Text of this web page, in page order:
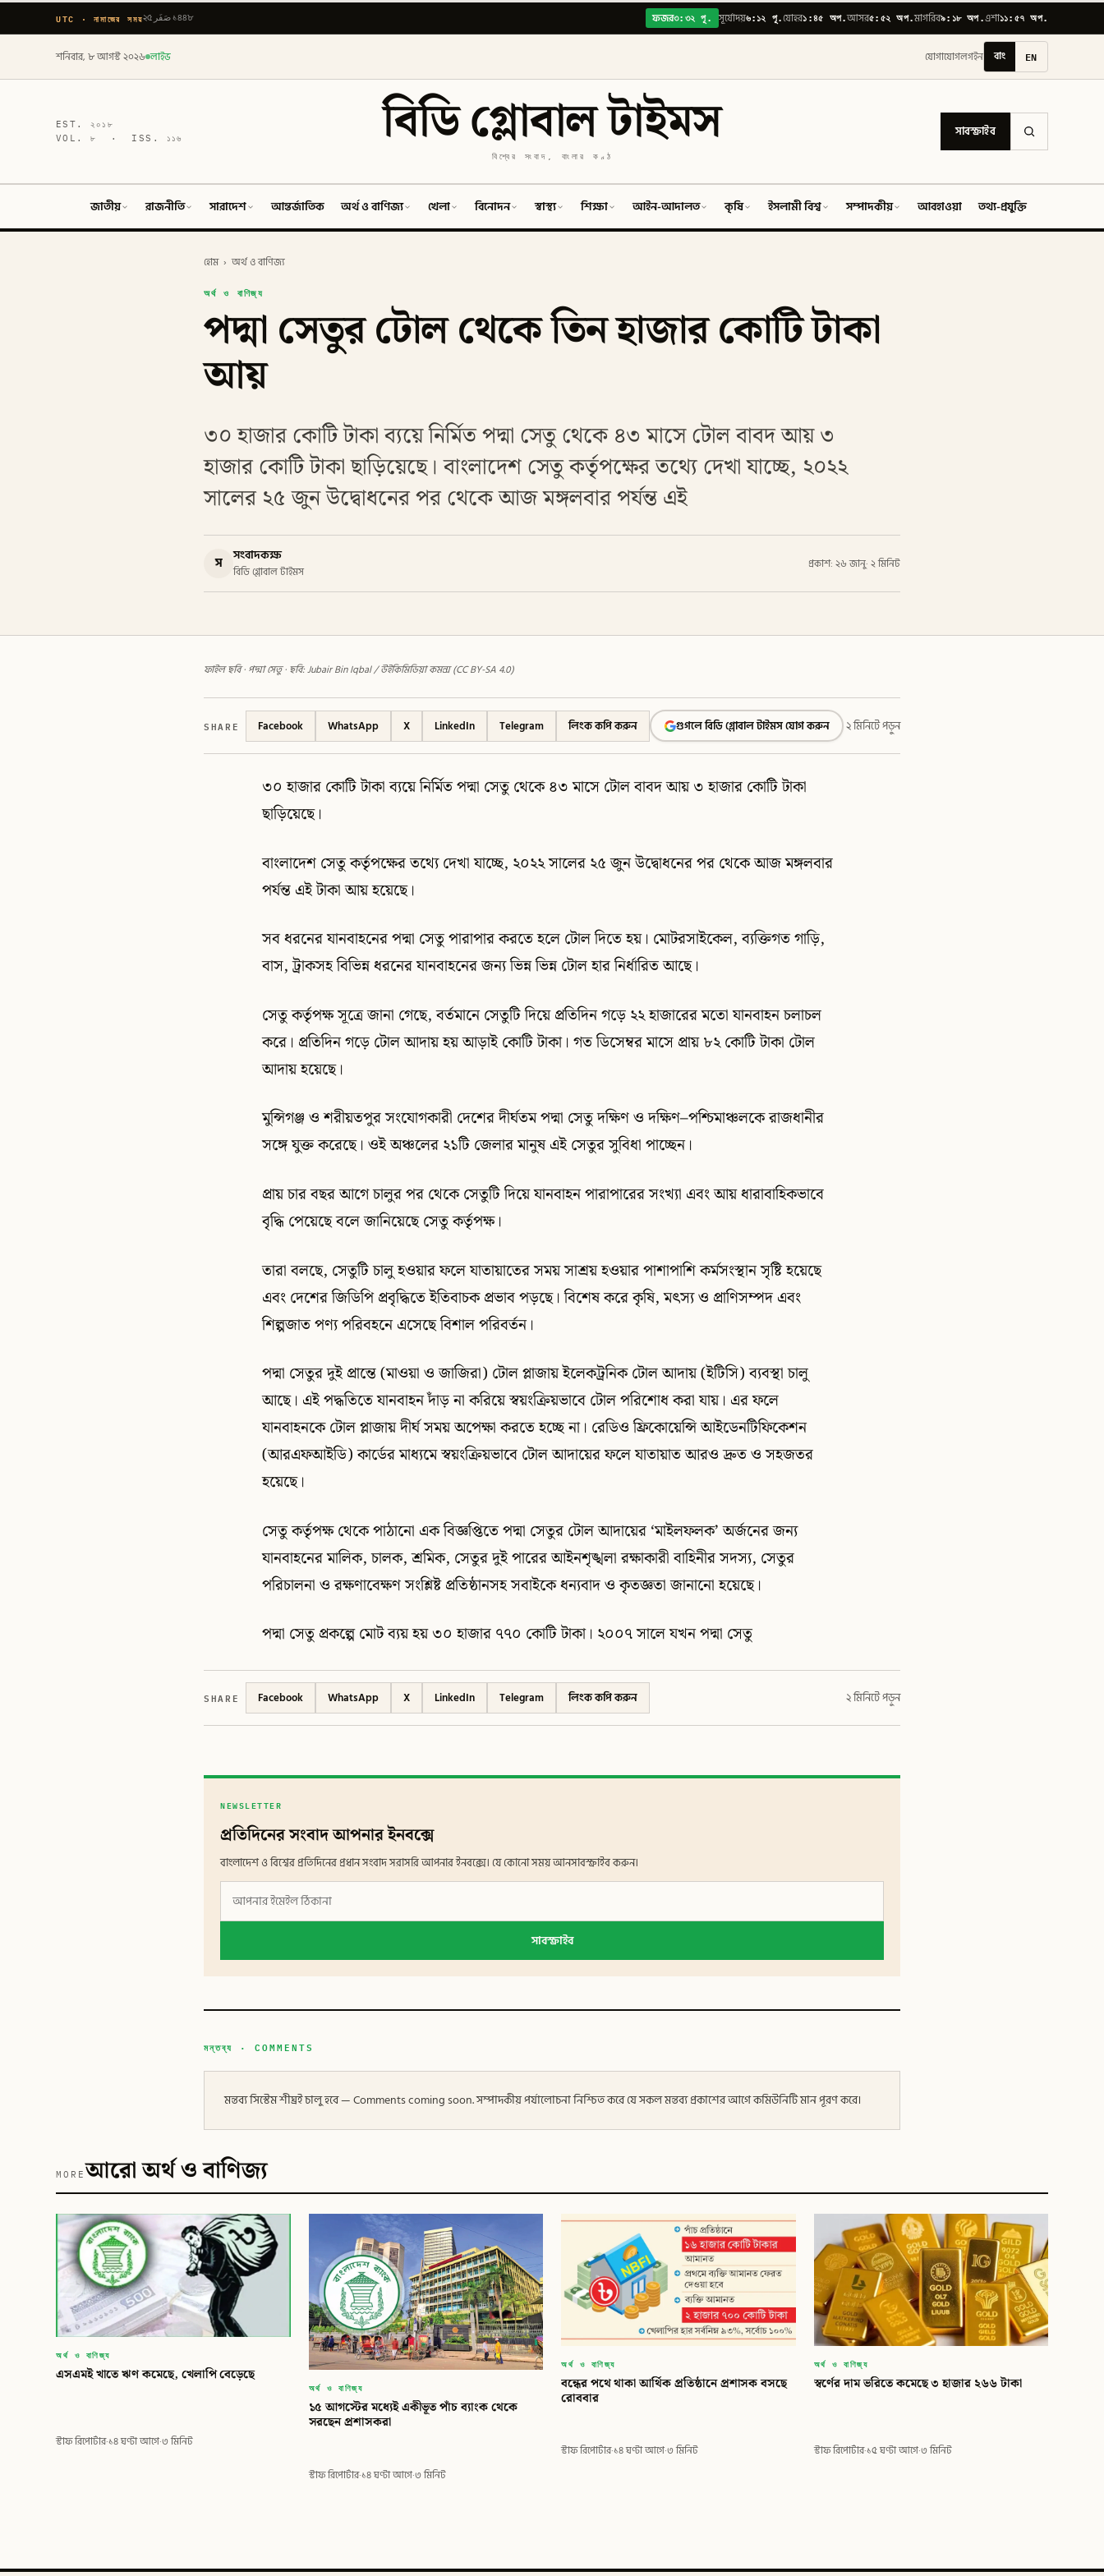
UTC · নামাজের সময় ২৫ صَفَر ১৪৪৮ ফজর৩:৩২ পূ. সূর্যোদয়৬:১২ পূ.যোহর১:৪৫ অপ.আসর৫:৫২ অপ.মাগরিব৯:১৮ অপ.এশা১১:৫৭ অপ.
শনিবার, ৮ আগস্ট ২০২৬ লাইভ যোগাযোগলগইন বাং EN
EST.২০১৮
VOL.৮ · ISS. ১১৬ বিডি গ্লোবাল টাইমস
বিশ্বের সংবাদ, বাংলার কণ্ঠ
সাবস্ক্রাইব
জাতীয় রাজনীতি সারাদেশ আন্তর্জাতিক অর্থ ও বাণিজ্য খেলা বিনোদন স্বাস্থ্য শিক্ষা আইন-আদালত কৃষি ইসলামী বিশ্ব সম্পাদকীয় আবহাওয়া তথ্য-প্রযুক্তি
হোম › অর্থ ও বাণিজ্য
অর্থ ও বাণিজ্য
পদ্মা সেতুর টোল থেকে তিন হাজার কোটি টাকা
আয়
৩০ হাজার কোটি টাকা ব্যয়ে নির্মিত পদ্মা সেতু থেকে ৪৩ মাসে টোল বাবদ আয় ৩
হাজার কোটি টাকা ছাড়িয়েছে। বাংলাদেশ সেতু কর্তৃপক্ষের তথ্যে দেখা যাচ্ছে, ২০২২
সালের ২৫ জুন উদ্বোধনের পর থেকে আজ মঙ্গলবার পর্যন্ত এই
স সংবাদকক্ষ
বিডি গ্লোবাল টাইমস
প্রকাশ: ২৬ জানু· ২ মিনিট
ফাইল ছবি · পদ্মা সেতু · ছবি: Jubair Bin Iqbal / উইকিমিডিয়া কমন্স (CC BY-SA 4.0)
SHARE Facebook WhatsApp X LinkedIn Telegram লিংক কপি করুন গুগলে বিডি গ্লোবাল টাইমস যোগ করুন ২ মিনিটে পড়ুন
৩০ হাজার কোটি টাকা ব্যয়ে নির্মিত পদ্মা সেতু থেকে ৪৩ মাসে টোল বাবদ আয় ৩ হাজার কোটি টাকা
ছাড়িয়েছে।
বাংলাদেশ সেতু কর্তৃপক্ষের তথ্যে দেখা যাচ্ছে, ২০২২ সালের ২৫ জুন উদ্বোধনের পর থেকে আজ মঙ্গলবার
পর্যন্ত এই টাকা আয় হয়েছে।
সব ধরনের যানবাহনের পদ্মা সেতু পারাপার করতে হলে টোল দিতে হয়। মোটরসাইকেল, ব্যক্তিগত গাড়ি,
বাস, ট্রাকসহ বিভিন্ন ধরনের যানবাহনের জন্য ভিন্ন ভিন্ন টোল হার নির্ধারিত আছে।
সেতু কর্তৃপক্ষ সূত্রে জানা গেছে, বর্তমানে সেতুটি দিয়ে প্রতিদিন গড়ে ২২ হাজারের মতো যানবাহন চলাচল
করে। প্রতিদিন গড়ে টোল আদায় হয় আড়াই কোটি টাকা। গত ডিসেম্বর মাসে প্রায় ৮২ কোটি টাকা টোল
আদায় হয়েছে।
মুন্সিগঞ্জ ও শরীয়তপুর সংযোগকারী দেশের দীর্ঘতম পদ্মা সেতু দক্ষিণ ও দক্ষিণ–পশ্চিমাঞ্চলকে রাজধানীর
সঙ্গে যুক্ত করেছে। ওই অঞ্চলের ২১টি জেলার মানুষ এই সেতুর সুবিধা পাচ্ছেন।
প্রায় চার বছর আগে চালুর পর থেকে সেতুটি দিয়ে যানবাহন পারাপারের সংখ্যা এবং আয় ধারাবাহিকভাবে
বৃদ্ধি পেয়েছে বলে জানিয়েছে সেতু কর্তৃপক্ষ।
তারা বলছে, সেতুটি চালু হওয়ার ফলে যাতায়াতের সময় সাশ্রয় হওয়ার পাশাপাশি কর্মসংস্থান সৃষ্টি হয়েছে
এবং দেশের জিডিপি প্রবৃদ্ধিতে ইতিবাচক প্রভাব পড়ছে। বিশেষ করে কৃষি, মৎস্য ও প্রাণিসম্পদ এবং
শিল্পজাত পণ্য পরিবহনে এসেছে বিশাল পরিবর্তন।
পদ্মা সেতুর দুই প্রান্তে (মাওয়া ও জাজিরা) টোল প্লাজায় ইলেকট্রনিক টোল আদায় (ইটিসি) ব্যবস্থা চালু
আছে। এই পদ্ধতিতে যানবাহন দাঁড় না করিয়ে স্বয়ংক্রিয়ভাবে টোল পরিশোধ করা যায়। এর ফলে
যানবাহনকে টোল প্লাজায় দীর্ঘ সময় অপেক্ষা করতে হচ্ছে না। রেডিও ফ্রিকোয়েন্সি আইডেনটিফিকেশন
(আরএফআইডি) কার্ডের মাধ্যমে স্বয়ংক্রিয়ভাবে টোল আদায়ের ফলে যাতায়াত আরও দ্রুত ও সহজতর
হয়েছে।
সেতু কর্তৃপক্ষ থেকে পাঠানো এক বিজ্ঞপ্তিতে পদ্মা সেতুর টোল আদায়ের ‘মাইলফলক’ অর্জনের জন্য
যানবাহনের মালিক, চালক, শ্রমিক, সেতুর দুই পারের আইনশৃঙ্খলা রক্ষাকারী বাহিনীর সদস্য, সেতুর
পরিচালনা ও রক্ষণাবেক্ষণ সংশ্লিষ্ট প্রতিষ্ঠানসহ সবাইকে ধন্যবাদ ও কৃতজ্ঞতা জানানো হয়েছে।
পদ্মা সেতু প্রকল্পে মোট ব্যয় হয় ৩০ হাজার ৭৭০ কোটি টাকা। ২০০৭ সালে যখন পদ্মা সেতু
SHARE Facebook WhatsApp X LinkedIn Telegram লিংক কপি করুন ২ মিনিটে পড়ুন
NEWSLETTER
প্রতিদিনের সংবাদ আপনার ইনবক্সে
বাংলাদেশ ও বিশ্বের প্রতিদিনের প্রধান সংবাদ সরাসরি আপনার ইনবক্সে। যে কোনো সময় আনসাবস্ক্রাইব করুন।
সাবস্ক্রাইব
মন্তব্য · COMMENTS
মন্তব্য সিস্টেম শীঘ্রই চালু হবে — Comments coming soon. সম্পাদকীয় পর্যালোচনা নিশ্চিত করে যে সকল মন্তব্য প্রকাশের আগে কমিউনিটি মান পূরণ করে।
MOREআরো অর্থ ও বাণিজ্য
অর্থ ও বাণিজ্য
‎এসএমই খাতে ঋণ কমেছে, খেলাপি বেড়েছে
স্টাফ রিপোর্টার·১৪ ঘণ্টা আগে·৩ মিনিট
অর্থ ও বাণিজ্য
১৫ আগস্টের মধ্যেই একীভূত পাঁচ ব্যাংক থেকে
সরছেন প্রশাসকরা
স্টাফ রিপোর্টার·১৪ ঘণ্টা আগে·৩ মিনিট
অর্থ ও বাণিজ্য
বন্ধের পথে থাকা আর্থিক প্রতিষ্ঠানে প্রশাসক বসছে
রোববার
স্টাফ রিপোর্টার·১৪ ঘণ্টা আগে·৩ মিনিট
অর্থ ও বাণিজ্য
স্বর্ণের দাম ভরিতে কমেছে ৩ হাজার ২৬৬ টাকা
স্টাফ রিপোর্টার·১৫ ঘণ্টা আগে·৩ মিনিট